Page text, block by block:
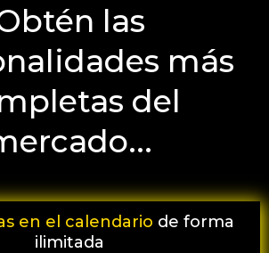
las
más
del
en el calendario de forma
ilimitada